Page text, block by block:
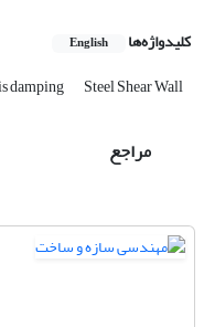
کلیدواژه‌ها English
damping Steel Shear Wall
مراجع